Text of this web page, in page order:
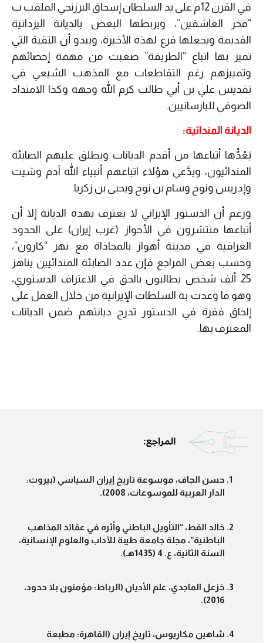
في القرن 12م على يد السلطان إسحاق البرزنجي الملقب ب
“فخر العاشقين”، ويربطها البعض بالديانة اليزدانية
القديمة ويجعلها فرع لهذه الأخيرة، ويبدو أن التقية التي
تميز بها اتباع “الطريقة” صعبت من مهمة إحصائهم
وتمييزهم رغم التقاطعات مع المذهب الشيعي في
تقديس علي بن أبي طالب كرم الله وجهه وكذا الامتداد
الصوفي لليارسانيين.
الديانة المندائية:
يَعُدُّها أتباعها من أقدم الديانات ويطلق عليهم الصابئة
المندائيون، ويدَّعي هؤلاء اتباعهم أنبياء الله آدم وشيت
وإدريس ونوح وسام بن نوح ويحيى بن زكريا.
ورغم أن الدستور الإيراني لا يعترف بهذه الديانة إلا أن
أتباعها منتشرون في الأحواز (غرب إيران) على الحدود
العراقية في مدينة أهواز بالمحاذاة مع نهر “كارون”،
وحسب بعض المراجع فإن عدد الصابئة المندائيين يناهز
25 ألف شخص يطالبون بالحق في الاعتراف الدستوري،
وهو ما وعدت به السلطات الإيرانية من خلال العمل على
إلحاق فقرة في الدستور تدرج ديانتهم ضمن الديانات
المعترف بها.
حسن الجاف، موسوعة تاريخ إيران السياسي (بيروت:
الدار العربية للموسوعات، 2008).
خالد القط، “التأويل الباطني وأثره في عقائد المذاهب
الباطنية”، مجلة جامعة طيبة للآداب والعلوم الإنسانية،
السنة الثانية، ع. 4 (1435هـ).
خزعل الماجدي، علم الأديان (الرباط: مؤمنون بلا حدود،
2016).
شاهين مكاريوس، تاريخ إيران (القاهرة: مطبعة